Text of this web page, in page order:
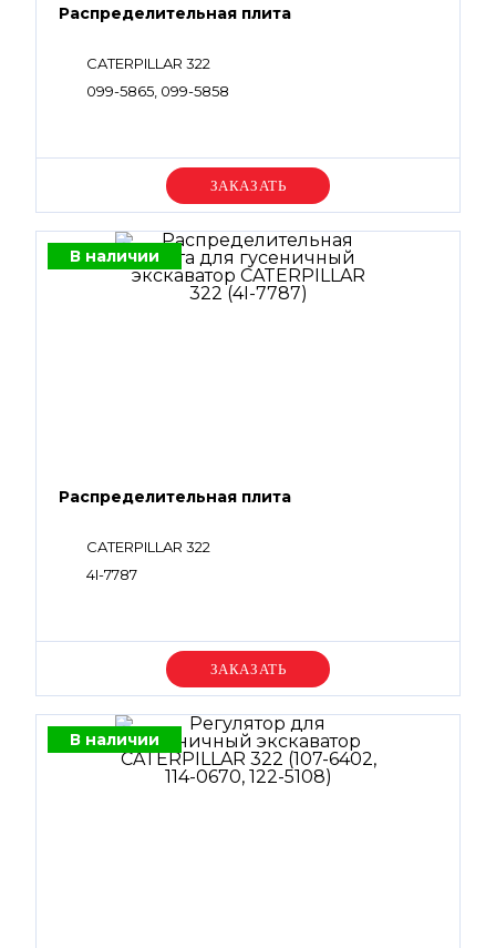
Распределительная плита
CATERPILLAR 322
099-5865, 099-5858
Уточняйте цену
В наличии
Распределительная плита
CATERPILLAR 322
4I-7787
Уточняйте цену
В наличии